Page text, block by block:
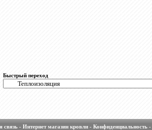
Быстрый переход
связь- Интернет магазин кровли- Конфиденциальность-